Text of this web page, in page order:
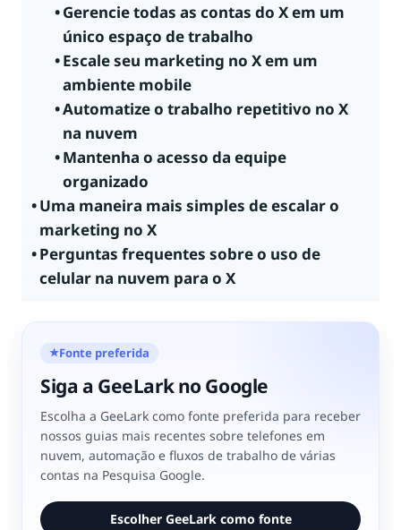
Gerencie todas as contas do X em um
único espaço de trabalho
Escale seu marketing no X em um
ambiente mobile
Automatize o trabalho repetitivo no X
na nuvem
Mantenha o acesso da equipe
organizado
Uma maneira mais simples de escalar o
marketing no X
Perguntas frequentes sobre o uso de
celular na nuvem para o X
★Fonte preferida
Siga a GeeLark no Google
Escolha a GeeLark como fonte preferida para receber
nossos guias mais recentes sobre telefones em
nuvem, automação e fluxos de trabalho de várias
contas na Pesquisa Google.
Escolher GeeLark como fonte